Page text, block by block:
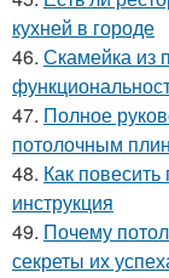
кухней в городе
46. Скамейка из
47. Полное
потолочным
48. Как
инструкция
49. Почему
секреты их